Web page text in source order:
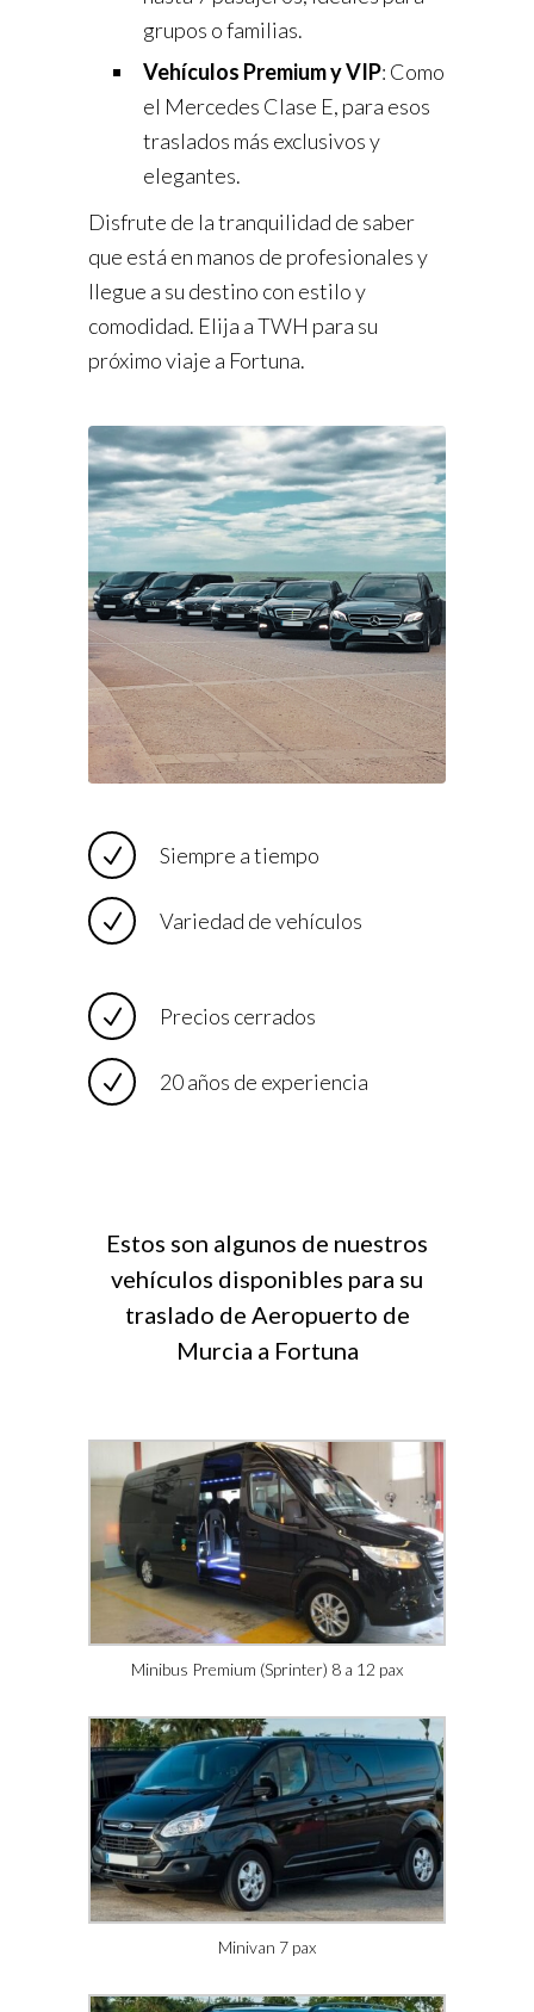
grupos o familias.
Vehículos Premium y VIP: Como
el Mercedes Clase E, para esos
traslados más exclusivos y
elegantes.
Disfrute de la tranquilidad de saber
que está en manos de profesionales y
llegue a su destino con estilo y
comodidad. Elija a TWH para su
próximo viaje a Fortuna.
Siempre a tiempo
Variedad de vehículos
Precios cerrados
20 años de experiencia
Estos son algunos de nuestros
vehículos disponibles para su
traslado de Aeropuerto de
Murcia a Fortuna
Minibus Premium (Sprinter) 8 a 12 pax
Minivan 7 pax